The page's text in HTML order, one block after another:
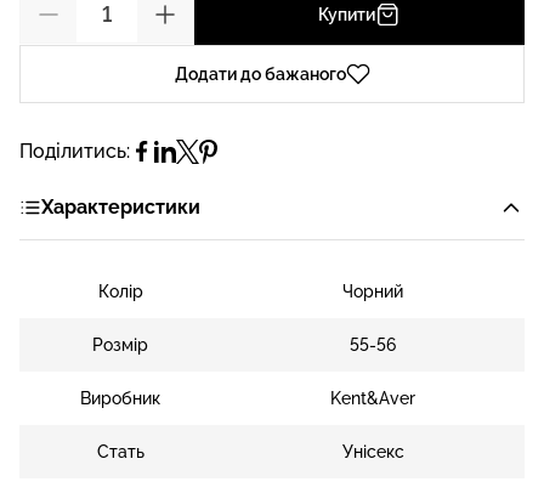
Купити
Додати до бажаного
Поділитись:
Характеристики
Колір Чорний
Розмір 55-56
Виробник Kent&Aver
Стать Унісекс